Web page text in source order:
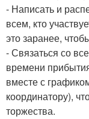
- Написать и
всем, кто
это заранее,
- Связаться со
времени
вместе с
координатору),
торжества.